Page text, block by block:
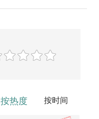
按热度 按时间